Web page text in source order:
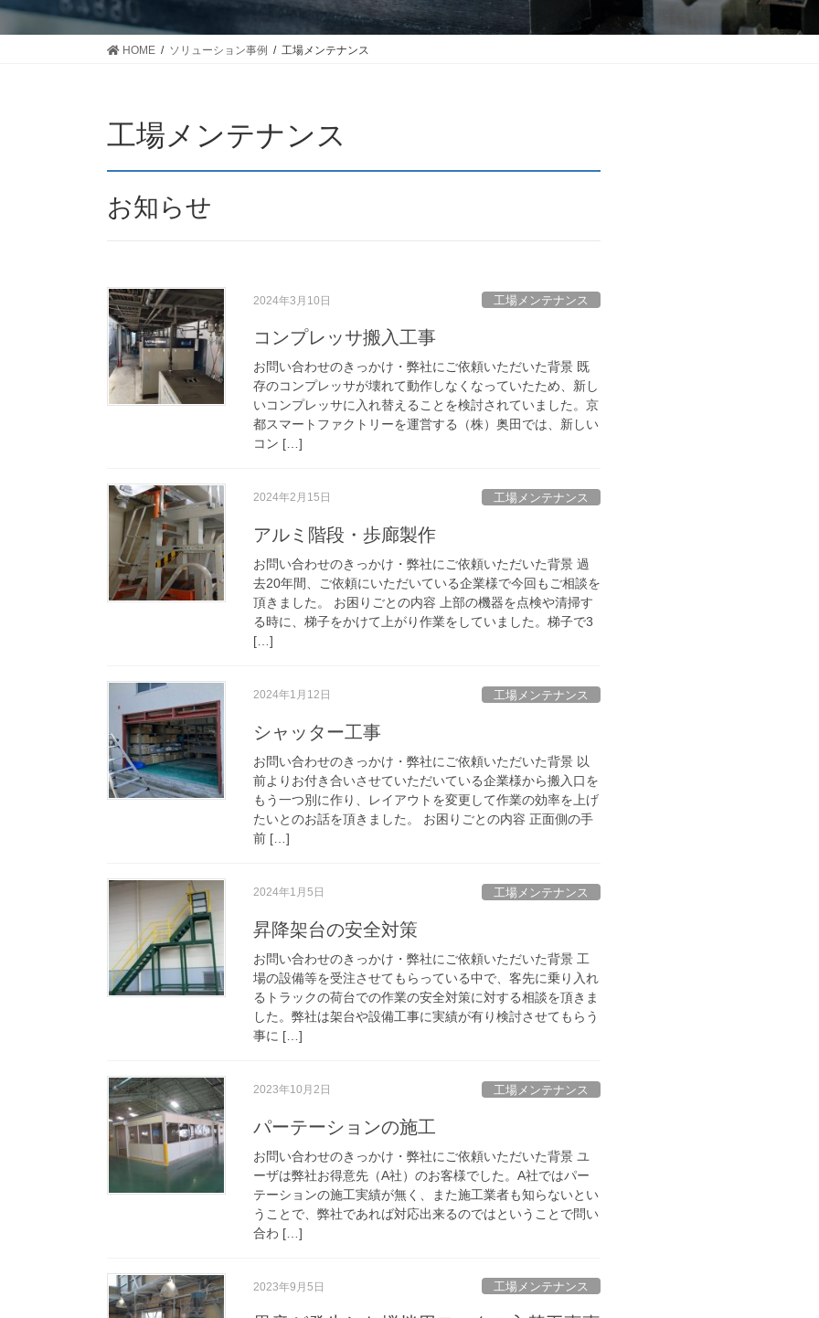
HOME ソリューション事例 工場メンテナンス
工場メンテナンス
お知らせ
2024年3月10日 工場メンテナンス
コンプレッサ搬入工事
お問い合わせのきっかけ・弊社にご依頼いただいた背景 既
存のコンプレッサが壊れて動作しなくなっていたため、新し
いコンプレッサに入れ替えることを検討されていました。京
都スマートファクトリーを運営する（株）奥田では、新しい
コン […]
2024年2月15日 工場メンテナンス
アルミ階段・歩廊製作
お問い合わせのきっかけ・弊社にご依頼いただいた背景 過
去20年間、ご依頼にいただいている企業様で今回もご相談を
頂きました。 お困りごとの内容 上部の機器を点検や清掃す
る時に、梯子をかけて上がり作業をしていました。梯子で3
[…]
2024年1月12日 工場メンテナンス
シャッター工事
お問い合わせのきっかけ・弊社にご依頼いただいた背景 以
前よりお付き合いさせていただいている企業様から搬入口を
もう一つ別に作り、レイアウトを変更して作業の効率を上げ
たいとのお話を頂きました。 お困りごとの内容 正面側の手
前 […]
2024年1月5日 工場メンテナンス
昇降架台の安全対策
お問い合わせのきっかけ・弊社にご依頼いただいた背景 工
場の設備等を受注させてもらっている中で、客先に乗り入れ
るトラックの荷台での作業の安全対策に対する相談を頂きま
した。弊社は架台や設備工事に実績が有り検討させてもらう
事に […]
2023年10月2日 工場メンテナンス
パーテーションの施工
お問い合わせのきっかけ・弊社にご依頼いただいた背景 ユ
ーザは弊社お得意先（A社）のお客様でした。A社ではパー
テーションの施工実績が無く、また施工業者も知らないとい
うことで、弊社であれば対応出来るのではということで問い
合わ […]
2023年9月5日 工場メンテナンス